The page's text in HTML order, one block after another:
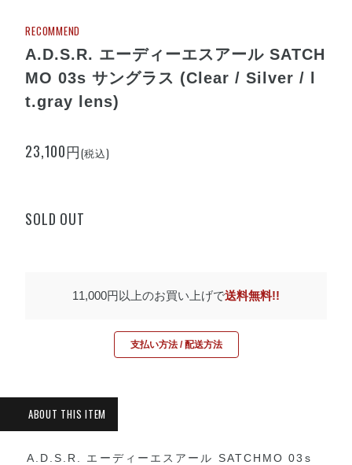
RECOMMEND
A.D.S.R. エーディーエスアール SATCH
MO 03s サングラス (Clear / Silver / l
t.gray lens)
23,100円(税込)
SOLD OUT
11,000円以上のお買い上げで送料無料!!
支払い方法 / 配送方法
A.D.S.R. エーディーエスアール SATCHMO 03s